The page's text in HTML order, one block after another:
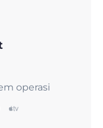
operasi